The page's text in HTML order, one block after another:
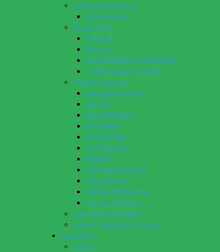
Etičko povjerenstvo
Etički kodeks
Financiranje
Proračun
Potpore
PROGRAMSKO FINANCIRANJE
Izvještavanje po uredbi
Projekti Instituta
Dialogue4Tourism
REVIVE
WASTEREDUCE
MITOMED+
WINTERMED
CASTWATER
INHERIT
CONSUMLESS PLUS
IstraOILFest
ARHIVA PROJEKATA
IstraECOinclusive
Izdavačka djelatnost
Izbor u znanstvena zvanja
Dokumenti
Statut